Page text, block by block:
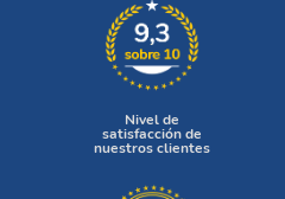
Nivel de
satisfacción de
nuestros clientes